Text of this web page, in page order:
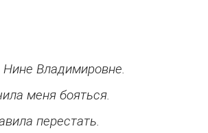
Владимировне.
меня бояться.
перестать.